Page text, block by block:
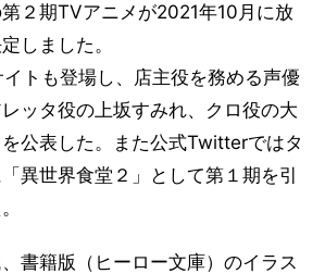
第２期TVアニメが2021年10月に放
しました。
トも登場し、店主役を務める声優
ッタ役の上坂すみれ、クロ役の大
公表した。また公式Twitterではタ
異世界食堂２」として第１期を引
書籍版（ヒーロー文庫）のイラス